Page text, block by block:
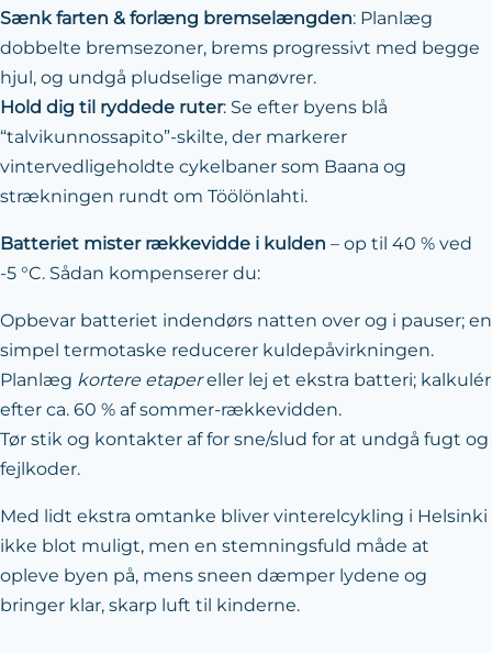
Sænk farten & forlæng bremselængden: Planlæg
dobbelte bremsezoner, brems progressivt med begge
hjul, og undgå pludselige manøvrer.
Hold dig til ryddede ruter: Se efter byens blå
“talvikunnossapito”-skilte, der markerer
vintervedligeholdte cykelbaner som Baana og
strækningen rundt om Töölönlahti.
Batteriet mister rækkevidde i kulden – op til 40 % ved
-5 °C. Sådan kompenserer du:
Opbevar batteriet indendørs natten over og i pauser; en
simpel termotaske reducerer kuldepåvirkningen.
Planlæg kortere etapereller lej et ekstra batteri; kalkulér
efter ca. 60 % af sommer-rækkevidden.
Tør stik og kontakter af for sne/slud for at undgå fugt og
fejlkoder.
Med lidt ekstra omtanke bliver vinterelcykling i Helsinki
ikke blot muligt, men en stemningsfuld måde at
opleve byen på, mens sneen dæmper lydene og
bringer klar, skarp luft til kinderne.